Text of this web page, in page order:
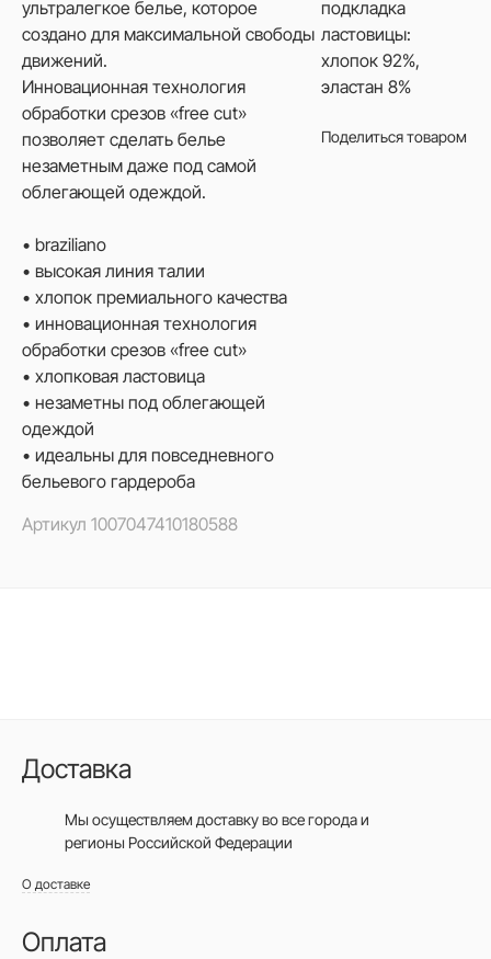
ультралегкое белье, которое
создано для максимальной свободы
движений.
Инновационная технология
обработки срезов «free cut»
позволяет сделать белье
незаметным даже под самой
облегающей одеждой.
• braziliano
• высокая линия талии
• хлопок премиального качества
• инновационная технология
обработки срезов «free cut»
• хлопковая ластовица
• незаметны под облегающей
одеждой
• идеальны для повседневного
бельевого гардероба
Артикул 1007047410180588
подкладка
ластовицы:
хлопок 92%,
эластан 8%
Поделиться товаром
Доставка
Мы осуществляем доставку во все городаи
регионы Российской Федерации
О доставке
Оплата